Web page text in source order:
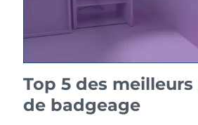
Top 5 des
de badgeage